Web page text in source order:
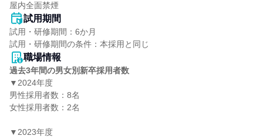
屋内全面禁煙
試用期間
試用・研修期間：6か月
職場情報
過去3年間の男女別新卒採用者数
▼2024年度
男性採用者数：8名
女性採用者数：2名
▼2023年度